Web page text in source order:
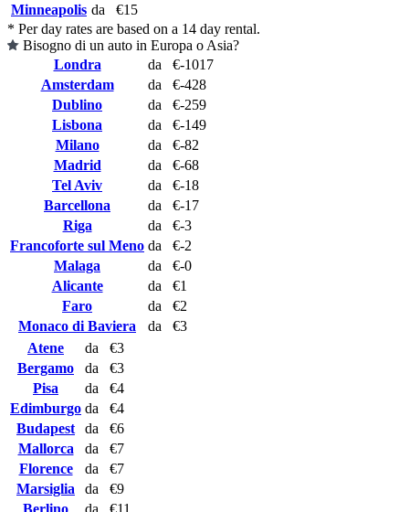
Minneapolis da
€15
* Per day rates are based on a 14 day rental.
Bisogno di un auto in Europa o Asia?
Londra
da
€-1017
Amsterdam
da
€-428
Dublino
da
€-259
Lisbona
da
€-149
Milano
da
€-82
Madrid
da
€-68
Tel Aviv
da
€-18
Barcellona
da
€-17
Riga
da
€-3
Francoforte sul Meno da
€-2
Malaga
da
€-0
Alicante
da
€1
Faro
da
€2
Monaco di Baviera
da
€3
Atene
da
€3
Bergamo
da
€3
Pisa
da
€4
Edimburgo da
€4
Budapest
da
€6
Mallorca
da
€7
Florence
da
€7
Marsiglia
da
€9
Berlino
da €11